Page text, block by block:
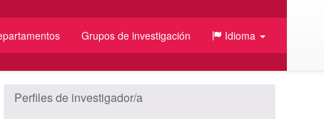
Grupos de investigación Idioma
Perfiles de investigador/a